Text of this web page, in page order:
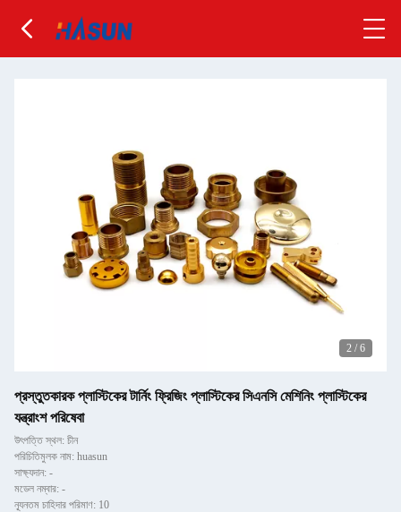
2 / 6
প্রস্তুতকারক প্লাস্টিকের টার্নিং ফ্রিজিং প্লাস্টিকের সিএনসি মেশিনিং প্লাস্টিকের
যন্ত্রাংশ পরিষেবা
উৎপত্তি স্থল: চীন
পরিচিতিমুলক নাম: huasun
সাক্ষ্যদান: -
মডেল নম্বার: -
ন্যূনতম চাহিদার পরিমাণ: 10